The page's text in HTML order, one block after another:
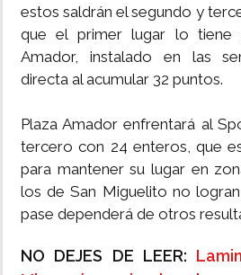
estos saldrán el segundo y
que el primer lugar lo tiene
Amador, instalado en las
directa al acumular 32 puntos.
Plaza Amador enfrentará al
tercero con 24 enteros, que
para mantener su lugar en
los de San Miguelito no
pase dependerá de otros
NO DEJES DE LEER: